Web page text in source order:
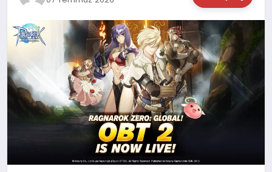
MAGAZİN
EĞİTİM